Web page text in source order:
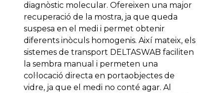
diagnòstic molecular. Ofereixen una major
recuperació de la mostra, ja que queda
suspesa en el medi i permet obtenir
diferents inòculs homogenis. Així mateix, els
sistemes de transport DELTASWAB faciliten
la sembra manual i permeten una
col·locació directa en portaobjectes de
vidre, ja que el medi no conté agar. Al